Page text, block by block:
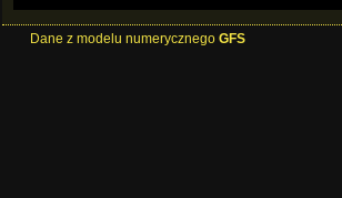
Dane z modelu numerycznego GFS